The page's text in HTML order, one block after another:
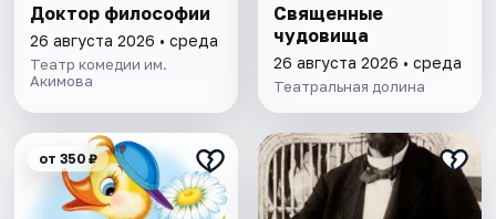
Доктор философии
26 августа 2026 • среда
Театр комедии им.
Акимова
Священные
чудовища
26 августа 2026 • среда
Театральная долина
от 350 ₽